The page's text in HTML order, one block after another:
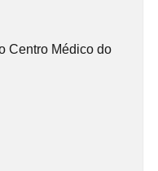
Centro Médico do